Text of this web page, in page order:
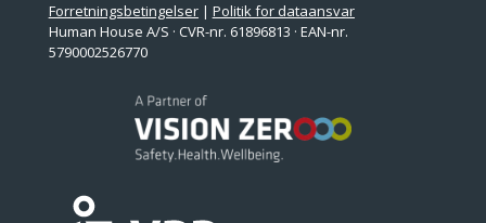
Forretningsbetingelser| Politik for dataansvar
Human House A/S · CVR-nr. 61896813 · EAN-nr.
5790002526770